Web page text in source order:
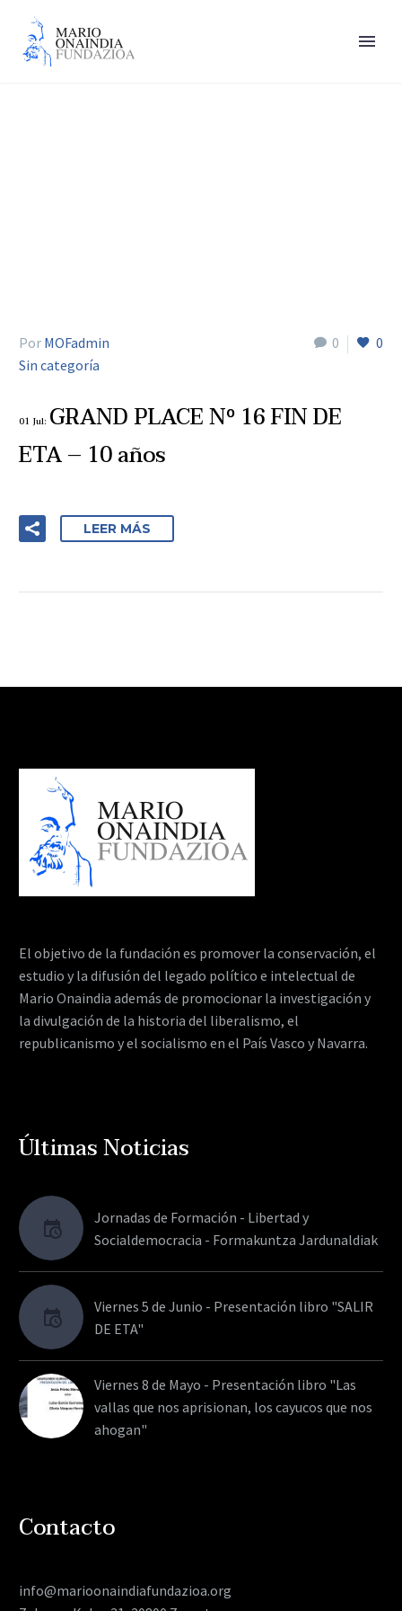
0 0
Por MOFadmin
Sin categoría
01 Jul: GRAND PLACE Nº 16 FIN DE
ETA – 10 años
LEER MÁS
El objetivo de la fundación es promover la conservación, el
estudio y la difusión del legado político e intelectual de
Mario Onaindia además de promocionar la investigación y
la divulgación de la historia del liberalismo, el
republicanismo y el socialismo en el País Vasco y Navarra.
Últimas Noticias
Jornadas de Formación - Libertad y
Socialdemocracia - Formakuntza Jardunaldiak
Viernes 5 de Junio - Presentación libro "SALIR
DE ETA"
Viernes 8 de Mayo - Presentación libro "Las
vallas que nos aprisionan, los cayucos que nos
ahogan"
Contacto
info@marioonaindiafundazioa.org